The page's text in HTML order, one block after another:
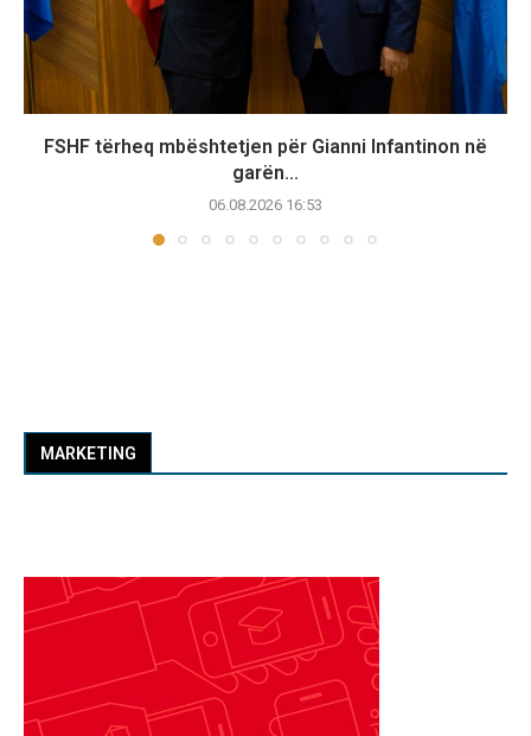
FSHF tërheq mbështetjen për Gianni Infantinon në
garën...
06.08.2026 16:53
MARKETING